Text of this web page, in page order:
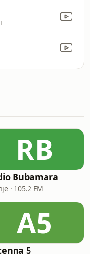
RB
Bubamara
· 105.2 FM
A5
5